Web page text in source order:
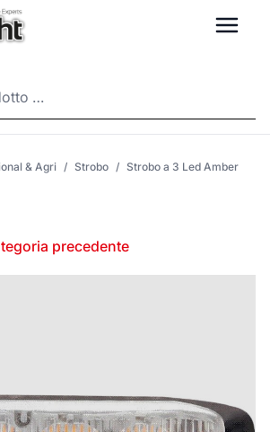
& Agri / Strobo / Strobo a 3 Led Amber
precedente